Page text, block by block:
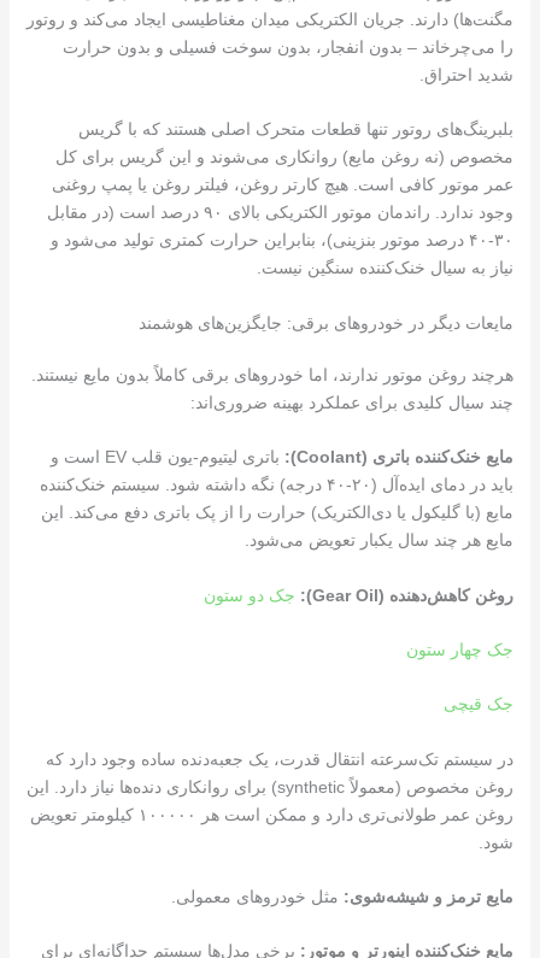
مگنت‌ها) دارند. جریان الکتریکی میدان مغناطیسی ایجاد می‌کند و روتور
را می‌چرخاند – بدون انفجار، بدون سوخت فسیلی و بدون حرارت
شدید احتراق.
بلبرینگ‌های روتور تنها قطعات متحرک اصلی هستند که با گریس
مخصوص (نه روغن مایع) روانکاری می‌شوند و این گریس برای کل
عمر موتور کافی است. هیچ کارتر روغن، فیلتر روغن یا پمپ روغنی
وجود ندارد. راندمان موتور الکتریکی بالای ۹۰ درصد است (در مقابل
۳۰-۴۰ درصد موتور بنزینی)، بنابراین حرارت کمتری تولید می‌شود و
نیاز به سیال خنک‌کننده سنگین نیست.
مایعات دیگر در خودروهای برقی: جایگزین‌های هوشمند
هرچند روغن موتور ندارند، اما خودروهای برقی کاملاً بدون مایع نیستند.
چند سیال کلیدی برای عملکرد بهینه ضروری‌اند:
مایع خنک‌کننده باتری (Coolant):
باتری لیتیوم-یون قلب EV است و
باید در دمای ایده‌آل (۲۰-۴۰ درجه) نگه داشته شود. سیستم خنک‌کننده
مایع (با گلیکول یا دی‌الکتریک) حرارت را از پک باتری دفع می‌کند. این
مایع هر چند سال یکبار تعویض می‌شود.
روغن کاهش‌دهنده (Gear Oil): جک دو ستون
جک چهار ستون
جک قیچی
در سیستم تک‌سرعته انتقال قدرت، یک جعبه‌دنده ساده وجود دارد که
روغن مخصوص (معمولاً synthetic) برای روانکاری دنده‌ها نیاز دارد. این
روغن عمر طولانی‌تری دارد و ممکن است هر ۱۰۰۰۰۰ کیلومتر تعویض
شود.
مایع ترمز و شیشه‌شوی: مثل خودروهای معمولی.
مایع خنک‌کننده اینورتر و موتور: برخی مدل‌ها سیستم جداگانه‌ای برای